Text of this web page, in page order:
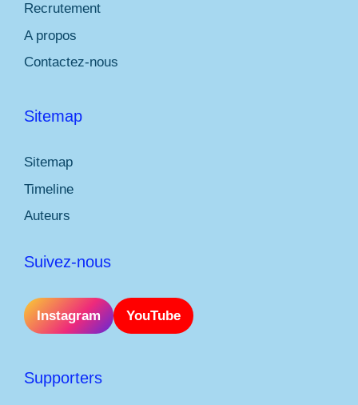
Recrutement
A propos
Contactez-nous
Sitemap
Sitemap
Timeline
Auteurs
Suivez-nous
Instagram YouTube
Supporters